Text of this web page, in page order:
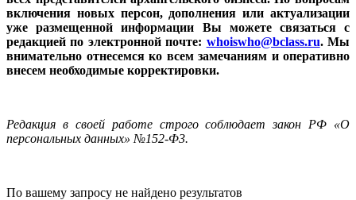
включения новых персон, дополнения или актуализации
уже размещенной информации Вы можете связаться с
редакцией по электронной почте: whoiswho@bclass.ru. Мы
внимательно отнесемся ко всем замечаниям и оперативно
внесем необходимые корректировки.
Редакция в своей работе строго соблюдает закон РФ «О
персональных данных» №152-Ф3.
По вашему запросу не найдено результатов